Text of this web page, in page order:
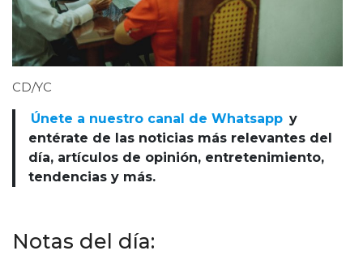
CD/YC
Únete a nuestro canal de Whatsapp y
entérate de las noticias más relevantes del
día, artículos de opinión, entretenimiento,
tendencias y más.
Notas del día: